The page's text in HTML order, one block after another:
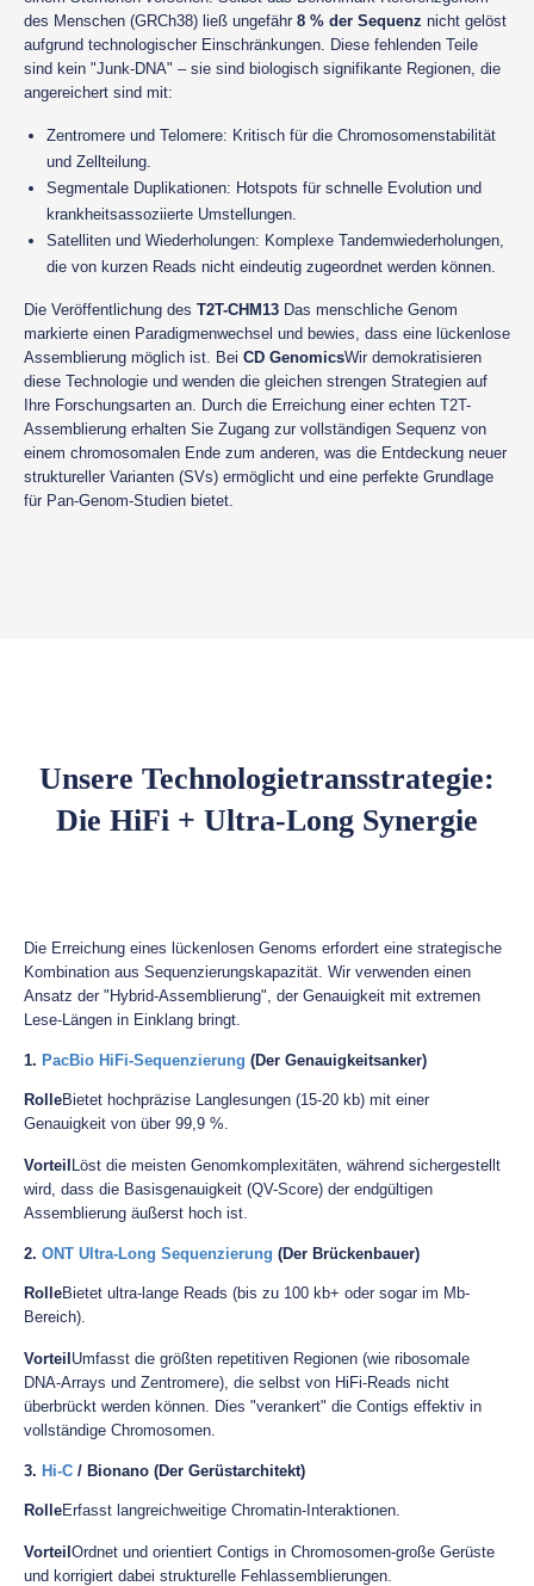
des Menschen (GRCh38) ließ ungefähr 8 % der Sequenz nicht gelöst
aufgrund technologischer Einschränkungen. Diese fehlenden Teile
sind kein "Junk-DNA" – sie sind biologisch signifikante Regionen, die
angereichert sind mit:
Zentromere und Telomere: Kritisch für die Chromosomenstabilität
und Zellteilung.
Segmentale Duplikationen: Hotspots für schnelle Evolution und
krankheitsassoziierte Umstellungen.
Satelliten und Wiederholungen: Komplexe Tandemwiederholungen,
die von kurzen Reads nicht eindeutig zugeordnet werden können.
Die Veröffentlichung des T2T-CHM13 Das menschliche Genom
markierte einen Paradigmenwechsel und bewies, dass eine lückenlose
Assemblierung möglich ist. Bei CD GenomicsWir demokratisieren
diese Technologie und wenden die gleichen strengen Strategien auf
Ihre Forschungsarten an. Durch die Erreichung einer echten T2T-
Assemblierung erhalten Sie Zugang zur vollständigen Sequenz von
einem chromosomalen Ende zum anderen, was die Entdeckung neuer
struktureller Varianten (SVs) ermöglicht und eine perfekte Grundlage
für Pan-Genom-Studien bietet.
Unsere Technologietransstrategie:
Die HiFi + Ultra-Long Synergie
Die Erreichung eines lückenlosen Genoms erfordert eine strategische
Kombination aus Sequenzierungskapazität. Wir verwenden einen
Ansatz der "Hybrid-Assemblierung", der Genauigkeit mit extremen
Lese-Längen in Einklang bringt.
1. PacBio HiFi-Sequenzierung (Der Genauigkeitsanker)
RolleBietet hochpräzise Langlesungen (15-20 kb) mit einer
Genauigkeit von über 99,9 %.
Vorteil Löst die meisten Genomkomplexitäten, während sichergestellt
wird, dass die Basisgenauigkeit (QV-Score) der endgültigen
Assemblierung äußerst hoch ist.
2. ONT Ultra-Long Sequenzierung (Der Brückenbauer)
RolleBietet ultra-lange Reads (bis zu 100 kb+ oder sogar im Mb-
Bereich).
Vorteil Umfasst die größten repetitiven Regionen (wie ribosomale
DNA-Arrays und Zentromere), die selbst von HiFi-Reads nicht
überbrückt werden können. Dies "verankert" die Contigs effektiv in
vollständige Chromosomen.
3. Hi-C / Bionano (Der Gerüstarchitekt)
RolleErfasst langreichweitige Chromatin-Interaktionen.
Vorteil Ordnet und orientiert Contigs in Chromosomen-große Gerüste
und korrigiert dabei strukturelle Fehlassemblierungen.